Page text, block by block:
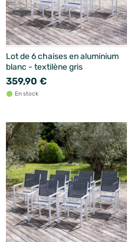
Lot de 6 chaises en aluminium
blanc - textilène gris
359,90 €
En stock